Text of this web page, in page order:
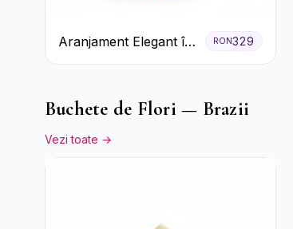
Aranjament Elegant în
Cutie Roz cu Trandafiri
RON329
Buchete de Flori — Brazii
Vezi toate →